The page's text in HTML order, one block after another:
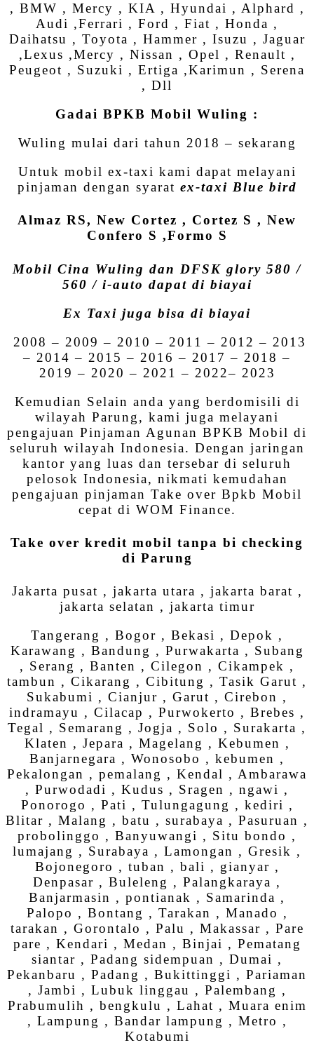
, BMW , Mercy , KIA , Hyundai , Alphard ,
Audi ,Ferrari , Ford , Fiat , Honda ,
Daihatsu , Toyota , Hammer , Isuzu , Jaguar
,Lexus ,Mercy , Nissan , Opel , Renault ,
Peugeot , Suzuki , Ertiga ,Karimun , Serena
, Dll
Gadai BPKB Mobil Wuling :
Wuling mulai dari tahun 2018 – sekarang
Untuk mobil ex-taxi kami dapat melayani
pinjaman dengan syarat ex-taxi Blue bird
Almaz RS, New Cortez , Cortez S , New
Confero S ,Formo S
Mobil Cina Wuling dan DFSK glory 580 /
560 / i-auto dapat di biayai
Ex Taxi juga bisa di biayai
2008 – 2009 – 2010 – 2011 – 2012 – 2013
– 2014 – 2015 – 2016 – 2017 – 2018 –
2019 – 2020 – 2021 – 2022– 2023
Kemudian Selain anda yang berdomisili di
wilayah Parung, kami juga melayani
pengajuan Pinjaman Agunan BPKB Mobil di
seluruh wilayah Indonesia. Dengan jaringan
kantor yang luas dan tersebar di seluruh
pelosok Indonesia, nikmati kemudahan
pengajuan pinjaman Take over Bpkb Mobil
cepat di WOM Finance.
Take over kredit mobil tanpa bi checking
di Parung
Jakarta pusat , jakarta utara , jakarta barat ,
jakarta selatan , jakarta timur
Tangerang , Bogor , Bekasi , Depok ,
Karawang , Bandung , Purwakarta , Subang
, Serang , Banten , Cilegon , Cikampek ,
tambun , Cikarang , Cibitung , Tasik Garut ,
Sukabumi , Cianjur , Garut , Cirebon ,
indramayu , Cilacap , Purwokerto , Brebes ,
Tegal , Semarang , Jogja , Solo , Surakarta ,
Klaten , Jepara , Magelang , Kebumen ,
Banjarnegara , Wonosobo , kebumen ,
Pekalongan , pemalang , Kendal , Ambarawa
, Purwodadi , Kudus , Sragen , ngawi ,
Ponorogo , Pati , Tulungagung , kediri ,
Blitar , Malang , batu , surabaya , Pasuruan ,
probolinggo , Banyuwangi , Situ bondo ,
lumajang , Surabaya , Lamongan , Gresik ,
Bojonegoro , tuban , bali , gianyar ,
Denpasar , Buleleng , Palangkaraya ,
Banjarmasin , pontianak , Samarinda ,
Palopo , Bontang , Tarakan , Manado ,
tarakan , Gorontalo , Palu , Makassar , Pare
pare , Kendari , Medan , Binjai , Pematang
siantar , Padang sidempuan , Dumai ,
Pekanbaru , Padang , Bukittinggi , Pariaman
, Jambi , Lubuk linggau , Palembang ,
Prabumulih , bengkulu , Lahat , Muara enim
, Lampung , Bandar lampung , Metro ,
Kotabumi